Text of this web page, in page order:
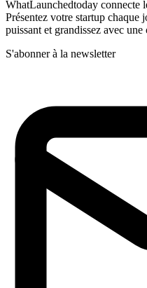
WhatLaunchedtoday connecte
Présentez votre startup
puissant et grandissez avec une
S'abonner à la newsletter